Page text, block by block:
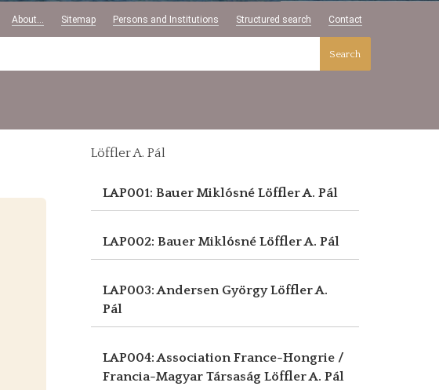
About... Sitemap Persons and Institutions Structured search Contact
Search
Löffler A. Pál
LAP001: Bauer Miklósné Löffler A. Pál
LAP002: Bauer Miklósné Löffler A. Pál
LAP003: Andersen GyörgyLöffler A.
Pál
LAP004: Association France-Hongrie /
Francia-Magyar Társaság Löffler A. Pál